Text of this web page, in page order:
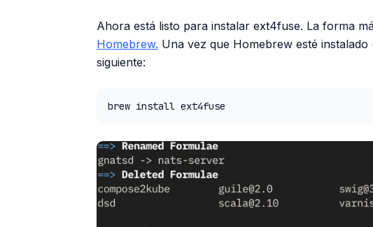
Ahora está listo para instalar ext4fuse. La forma
Homebrew. Una vez que Homebrew esté
siguiente:
brew install ext4fuse